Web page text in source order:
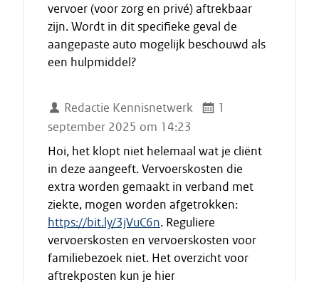
vervoer (voor zorg en privé) aftrekbaar
zijn. Wordt in dit specifieke geval de
aangepaste auto mogelijk beschouwd als
een hulpmiddel?
Redactie Kennisnetwerk
1
september 2025 om 14:23
Hoi, het klopt niet helemaal wat je cliënt
in deze aangeeft. Vervoerskosten die
extra worden gemaakt in verband met
ziekte, mogen worden afgetrokken:
https://bit.ly/3jVuC6n. Reguliere
vervoerskosten en vervoerskosten voor
familiebezoek niet. Het overzicht voor
aftrekposten kun je hier